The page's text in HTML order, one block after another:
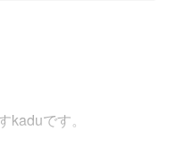
です。